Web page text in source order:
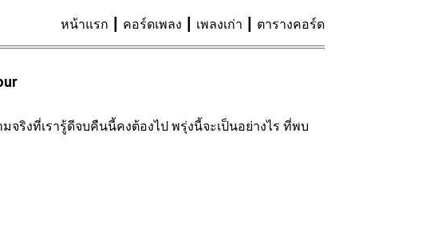
หน้าแรก คอร์ดเพลง เพลงเก่า ตารางคอร์ด
ริงที่เรารู้ดีจบคืนนี้คงต้องไป พรุ่งนี้จะเป็นอย่างไร ที่พบ